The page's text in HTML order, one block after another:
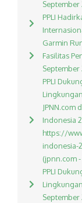
September
PPLI
Garmin
Fasilitas
September
PPLI
JPNN.com
Indonesia
https://
indonesia-
(jpnn.com
PPLI
September